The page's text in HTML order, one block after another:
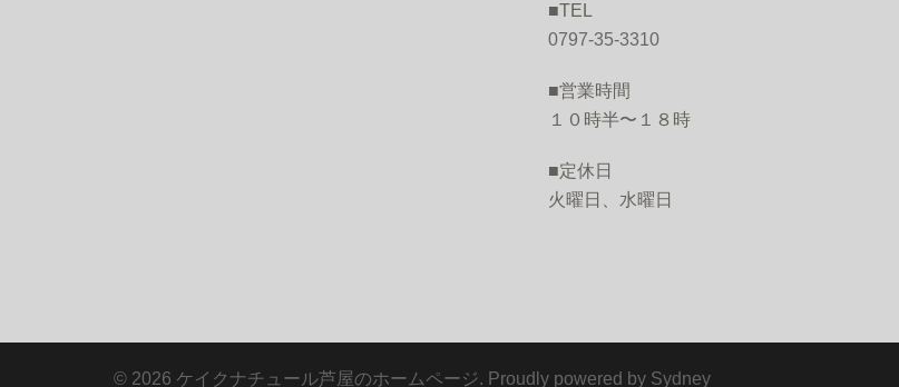
■TEL
0797-35-3310
■営業時間
１０時半〜１８時
■定休日
火曜日、水曜日
© 2026 ケイクナチュール芦屋のホームページ. Proudly powered by Sydney